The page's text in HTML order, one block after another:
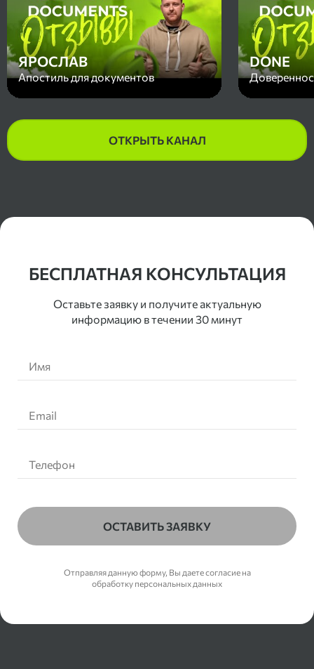
же,
ЯРОСЛАВ
Апостиль для документов
DONE
ОТКРЫТЬ КАНАЛ
Контакты
БЕСПЛАТНАЯ КОНСУЛЬТАЦИЯ
Оставьте заявку и получите актуальную
информацию в течении 30 минут
ОСТАВИТЬ ЗАЯВКУ
Отправляя данную форму, Вы даете согласие на
обработку персональных данных